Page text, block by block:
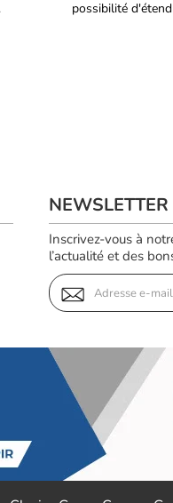
possibilité
NEWSLETTER
Inscrivez-vous à
l’actualité et des